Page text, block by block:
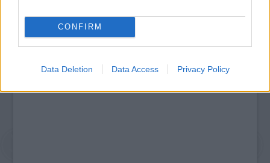
CONFIRM
Data Deletion Data Access Privacy Policy
https://kulturpart.hu/api/trackback/id/7886550
Kommentek:
nem vállal, azokat nem ellenőrzi. Kifogás esetén forduljon a blog szerkesztőjéhez.